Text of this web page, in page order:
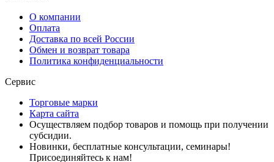
О компании
Оплата
Доставка по всей России
Обмен и возврат товара
Политика конфиденциальности
Сервис
Торговые марки
Карта сайта
Осуществляем подбор товаров и помощь при получении
субсидии.
Новинки, бесплатные консультации, семинары!
Присоединяйтесь к нам!